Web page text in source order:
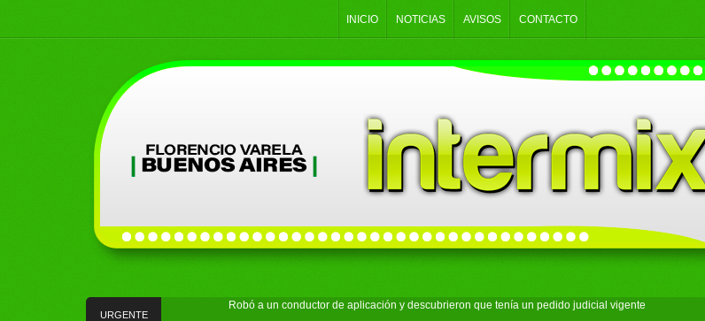
INICIO NOTICIAS AVISOS CONTACTO
URGENTE
Robó a un conductor de aplicación y descubrieron que tenía un pedido judicial vigente